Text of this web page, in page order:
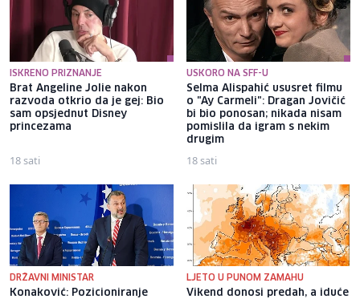
ISKRENO PRIZNANJE
Brat Angeline Jolie nakon
razvoda otkrio da je gej: Bio
sam opsjednut Disney
princezama
18 sati
USKORO NA SFF-U
Selma Alispahić ususret filmu
o "Ay Carmeli": Dragan Jovičić
bi bio ponosan; nikada nisam
pomislila da igram s nekim
drugim
18 sati
DRŽAVNI MINISTAR
Konaković: Pozicioniranje
LJETO U PUNOM ZAMAHU
Vikend donosi predah, a iduće